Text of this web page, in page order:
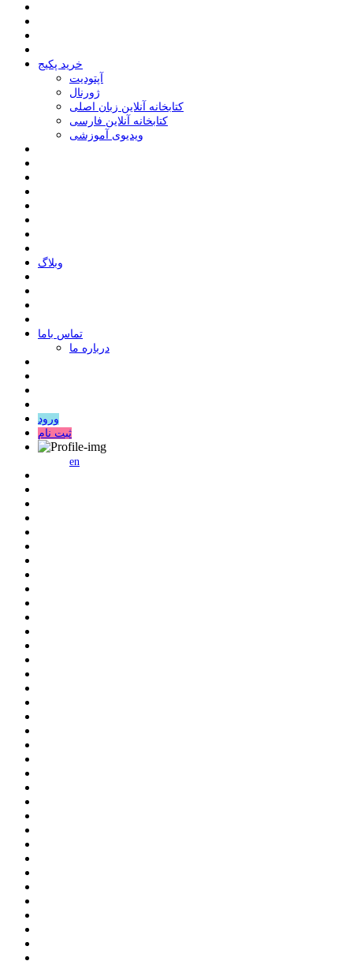
خرید پکیج
ﺁﭘﺘﻮﺩﯾﺖ
ﮊﻭﺭﻧﺎﻝ
کتابخانه آنلاین زبان اصلی
کتابخانه آنلاین فارسی
ویدیوی آموزشی
وبلاگ
ﺗﻤﺎﺱ ﺑﺎﻣﺎ
درباره ما
ورود
ثبت نام
en